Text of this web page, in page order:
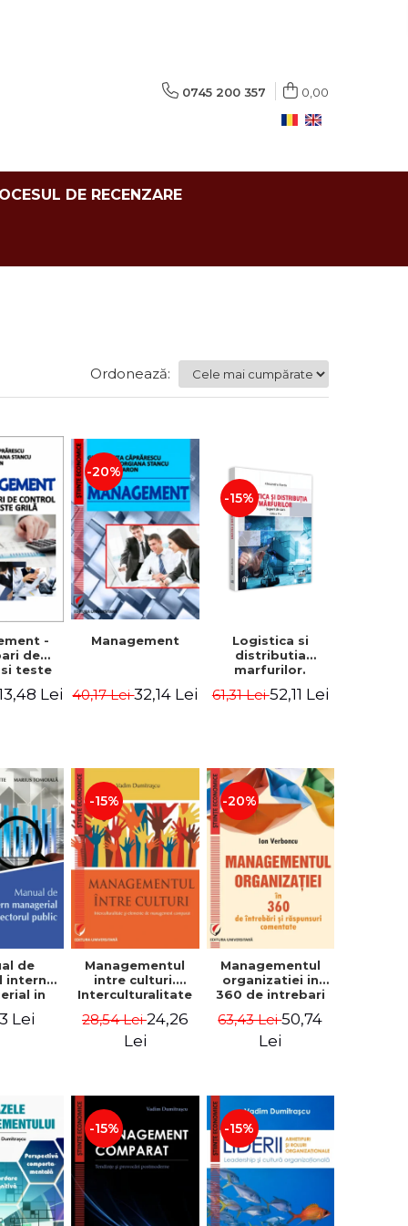
0745 200 357 0,00
DE RECENZARE
Ordonează:
-
de
teste
Lei
-20%
Management
40,17 Lei32,14 Lei
-15%
Logistica si
distributia
marfurilor.
Editia a VI-a -
61,31 Lei52,11 Lei
de
intern
in
public -
Lei
-15%
Managementul
intre culturi.
Interculturalitate
management
comparat -
28,54 Lei24,26
Lei
-20%
Managementul
organizatiei in
360 de intrebari
comentate - Ion
Verboncu
63,43 Lei50,74
Lei
-15% -15%